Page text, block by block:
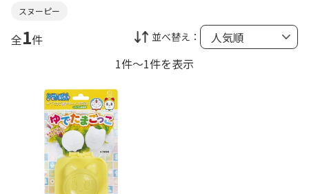
スヌーピー
全1件 並べ替え：
1件～1件を表示